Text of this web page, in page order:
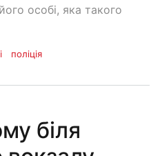
особі, яка такого
поліція
біля